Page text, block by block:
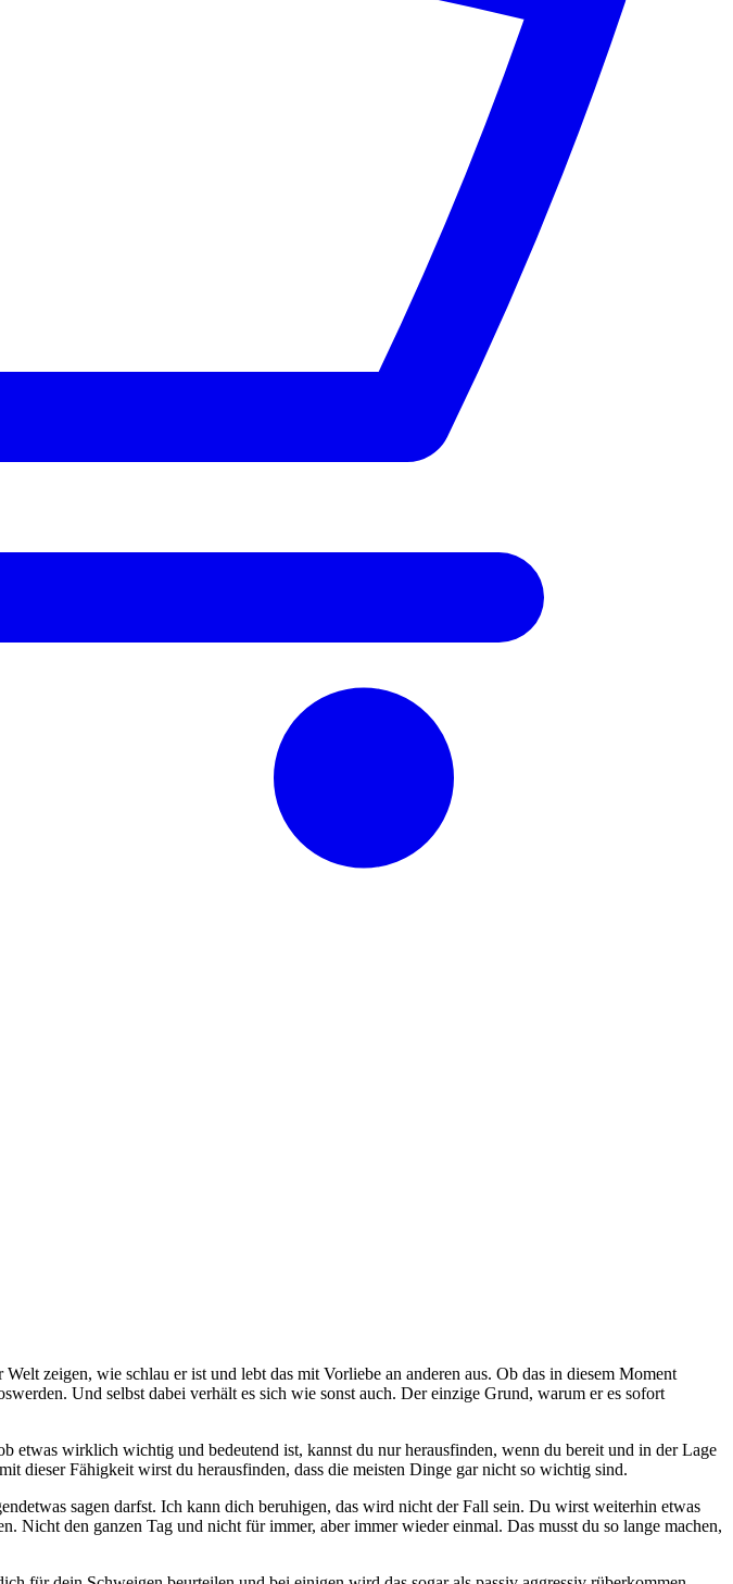
zeigen, wie schlau er ist und lebt das mit Vorliebe an anderen aus. Ob das in diesem Moment
Und selbst dabei verhält es sich wie sonst auch. Der einzige Grund, warum er es sofort
etwas wirklich wichtig und bedeutend ist, kannst du nur herausfinden, wenn du bereit und in der Lage
dieser Fähigkeit wirst du herausfinden, dass die meisten Dinge gar nicht so wichtig sind.
sagen darfst. Ich kann dich beruhigen, das wird nicht der Fall sein. Du wirst weiterhin etwas
Nicht den ganzen Tag und nicht für immer, aber immer wieder einmal. Das musst du so lange machen,